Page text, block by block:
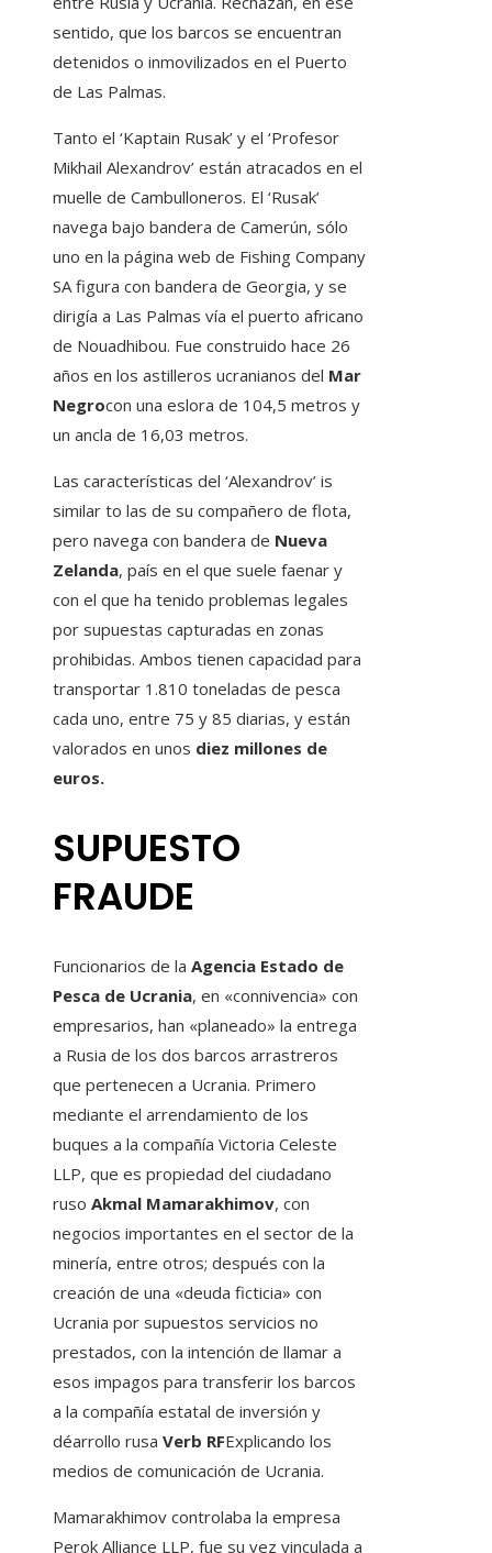
sentido, que los barcos se encuentran
detenidos o inmovilizados en el Puerto
de Las Palmas.
Tanto el ‘Kaptain Rusak’ y el ‘Profesor
Mikhail Alexandrov’ están atracados en el
muelle de Cambulloneros. El ‘Rusak’
navega bajo bandera de Camerún, sólo
uno en la página web de Fishing Company
SA figura con bandera de Georgia, y se
dirigía a Las Palmas vía el puerto africano
de Nouadhibou. Fue construido hace 26
años en los astilleros ucranianos del Mar
Negrocon una eslora de 104,5 metros y
un ancla de 16,03 metros.
Las características del ‘Alexandrov’ is
similar to las de su compañero de flota,
pero navega con bandera de Nueva
Zelanda, país en el que suele faenar y
con el que ha tenido problemas legales
por supuestas capturadas en zonas
prohibidas. Ambos tienen capacidad para
transportar 1.810 toneladas de pesca
cada uno, entre 75 y 85 diarias, y están
valorados en unos diez millones de
euros.
SUPUESTO
FRAUDE
Funcionarios de la Agencia Estado de
Pesca de Ucrania, en «connivencia» con
empresarios, han «planeado» la entrega
a Rusia de los dos barcos arrastreros
que pertenecen a Ucrania. Primero
mediante el arrendamiento de los
buques a la compañía Victoria Celeste
LLP, que es propiedad del ciudadano
ruso Akmal Mamarakhimov, con
negocios importantes en el sector de la
minería, entre otros; después con la
creación de una «deuda ficticia» con
Ucrania por supuestos servicios no
prestados, con la intención de llamar a
esos impagos para transferir los barcos
a la compañía estatal de inversión y
déarrollo rusa Verb RFExplicando los
medios de comunicación de Ucrania.
Mamarakhimov controlaba la empresa
Perok Alliance LLP, fue su vez vinculada a